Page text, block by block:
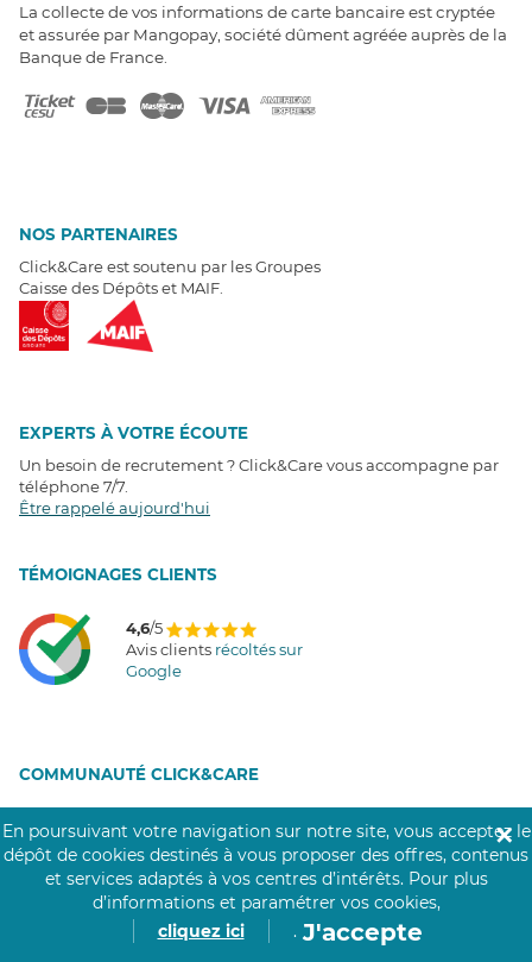
La collecte de vos informations de carte bancaire est cryptée
et assurée par Mangopay, société dûment agréée auprès de la
Banque de France.
NOS PARTENAIRES
Click&Care est soutenu par les Groupes
Caisse des Dépôts et MAIF.
EXPERTS À VOTRE ÉCOUTE
Un besoin de recrutement ? Click&Care vous accompagne par
téléphone 7/7
Être rappelé aujourd'hui
TÉMOIGNAGES CLIENTS
4,6/5
Avis clients récoltés sur
Google
COMMUNAUTÉ CLICK&CARE
En poursuivant votre navigation sur notre site, vous acceptez le
dépôt de cookies destinés à vous proposer des offres, contenus
et services adaptés à vos centres d’intérêts. Pour plus
d’informations et paramétrer vos cookies,
cliquez ici
. J'accepte
✕